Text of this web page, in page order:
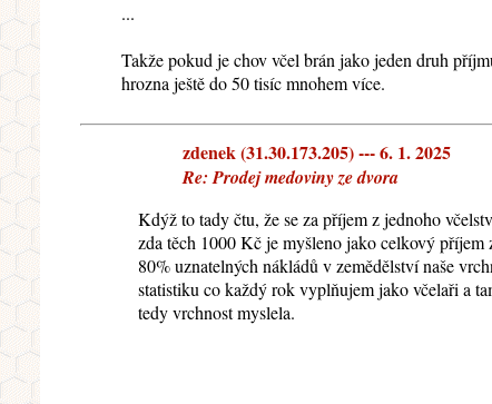
...
Takže pokud je chov včel brán jako jeden druh
hrozna ještě do 50 tisíc mnohem více.
zdenek (31.30.173.205) --- 6. 1. 2025
Re: Prodej medoviny ze dvora
Kdýž to tady čtu, že se za příjem z jednoho
zda těch 1000 Kč je myšleno jako celkový
80% uznatelných nákládů v zemědělství naše
statistiku co každý rok vyplňujem jako včelaři a
tedy vrchnost myslela.